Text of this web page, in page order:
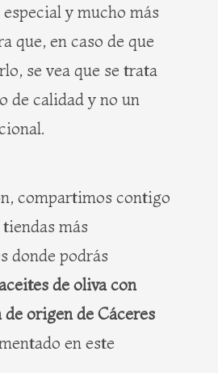
y mucho más
que, en caso de que
se vea que se trata
de calidad y no un
compartimos contigo
más
donde podrás
de oliva con
origen de Cáceres
en este